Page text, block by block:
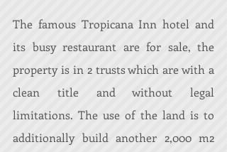
The famous Tropicana Inn hotel and
its busy restaurant are for sale, the
property is in 2 trusts which are with a
clean title and without legal
limitations. The use of the land is to
additionally build another 2,000 m2